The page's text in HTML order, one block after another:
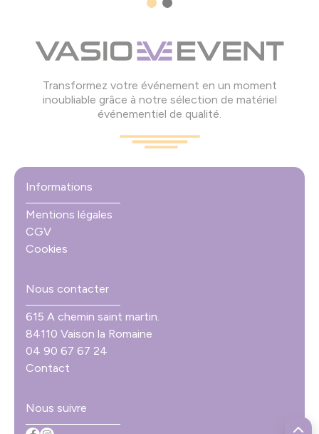
Transformez votre événement en un moment
inoubliable grâce à notre sélection de matériel
événementiel de qualité.
Informations
Mentions légales
CGV
Cookies
Nous contacter
615 A chemin saint martin.
84110 Vaison la Romaine
04 90 67 67 24
Contact
Nous suivre